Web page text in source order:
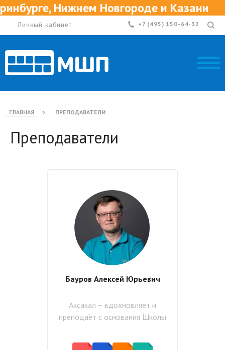
Новгороде и Казани
Личный кабинет +7 (495) 150-64-32
ГЛАВНАЯ > ПРЕПОДАВАТЕЛИ
Преподаватели
Бауров Алексей Юрьевич
Аксакал – вдохновляет и
преподаёт с основания Школы